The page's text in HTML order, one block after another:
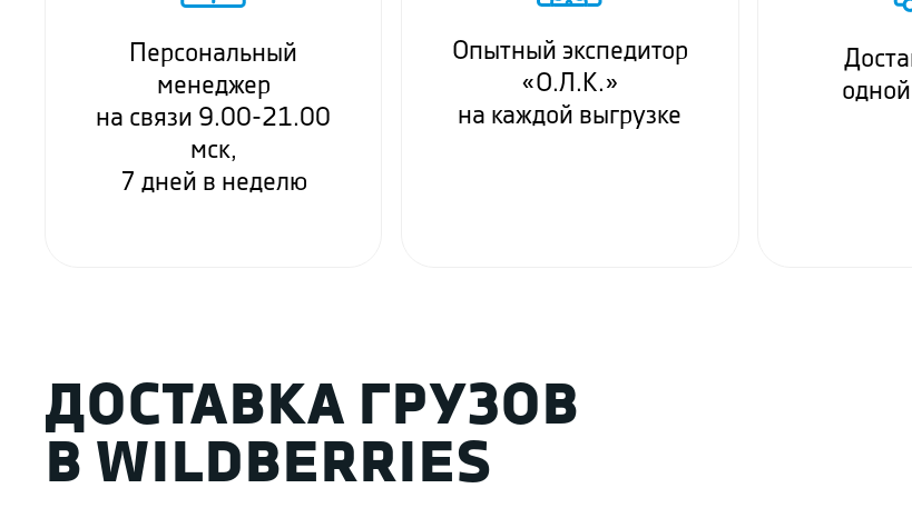
Персональный
менеджер
на связи 9.00-21.00
мск,
7 дней в неделю
Опытный экспедитор
«О.Л.К.»
на каждой выгрузке
ДОСТАВКА ГРУЗОВ
В WILDBERRIES